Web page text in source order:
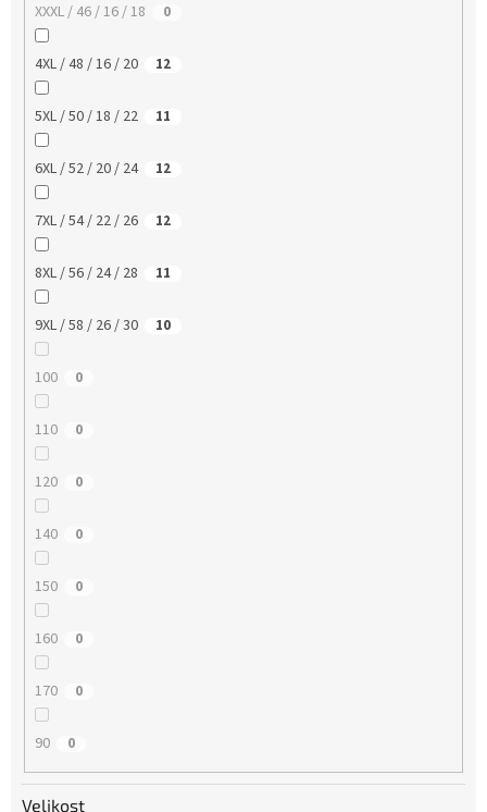
XXXL / 46 / 16 / 18 0
4XL / 48 / 16 / 20 12
5XL / 50 / 18 / 22 11
6XL / 52 / 20 / 24 12
7XL / 54 / 22 / 26 12
8XL / 56 / 24 / 28 11
9XL / 58 / 26 / 30 10
100 0
110 0
120 0
140 0
150 0
160 0
170 0
90 0
Velikost